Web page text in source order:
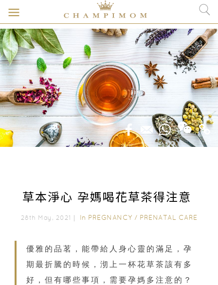
草本淨心 孕媽喝花草茶得注意
28th May, 2021｜ In PREGNANCY / PRENATAL CARE
優雅的品茗，能帶給人身心靈的滿足，孕
期最折騰的時候，沏上一杯花草茶該有多
好，但有哪些事項，需要孕媽多注意的？